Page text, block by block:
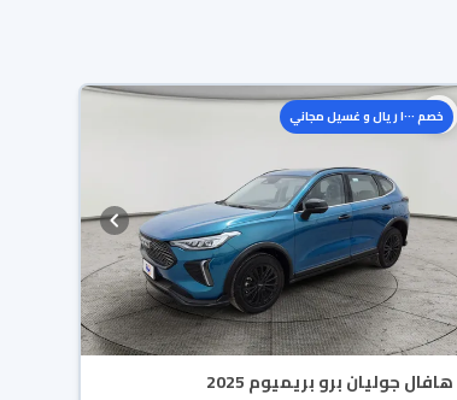
خصم ١٠٠٠ ريال و غسيل مجاني
هافال جوليان برو بريميوم 2025